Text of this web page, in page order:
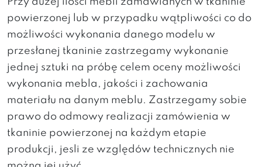
powierzonej lub w przypadku wątpliwości co do
możliwości wykonania danego modelu w
przesłanej tkaninie zastrzegamy wykonanie
jednej sztuki na próbę celem oceny możliwości
wykonania mebla, jakości i zachowania
materiału na danym meblu. Zastrzegamy sobie
prawo do odmowy realizacji zamówienia w
tkaninie powierzonej na każdym etapie
produkcji, jesli ze względów technicznych nie